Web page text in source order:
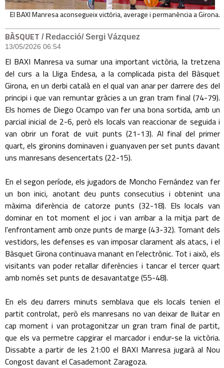
El BAXI Manresa aconsegueix victòria, average i permanència a Girona.
BÀSQUET / Redacció/ Sergi Vázquez
13/05/2026 06:54
El BAXI Manresa va sumar una important victòria, la tretzena
del curs a la Lliga Endesa, a la complicada pista del Bàsquet
Girona, en un derbi català en el qual van anar per darrere des del
principi i que van remuntar gràcies a un gran tram final (74-79).
Els homes de Diego Ocampo van fer una bona sortida, amb un
parcial inicial de 2-6, però els locals van reaccionar de seguida i
van obrir un forat de vuit punts (21-13). Al final del primer
quart, els gironins dominaven i guanyaven per set punts davant
uns manresans desencertats (22-15).
En el segon període, els jugadors de Moncho Fernández van fer
un bon inici, anotant deu punts consecutius i obtenint una
màxima diferència de catorze punts (32-18). Els locals van
dominar en tot moment el joc i van arribar a la mitja part de
l'enfrontament amb onze punts de marge (43-32). Tornant dels
vestidors, les defenses es van imposar clarament als atacs, i el
Bàsquet Girona continuava manant en l'electrònic. Tot i això, els
visitants van poder retallar diferències i tancar el tercer quart
amb només set punts de desavantatge (55-48).
En els deu darrers minuts semblava que els locals tenien el
partit controlat, però els manresans no van deixar de lluitar en
cap moment i van protagonitzar un gran tram final de partit,
que els va permetre capgirar el marcador i endur-se la victòria.
Dissabte a partir de les 21:00 el BAXI Manresa jugarà al Nou
Congost davant el Casademont Zaragoza.